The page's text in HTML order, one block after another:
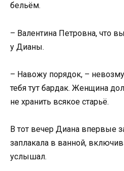
бельём.
– Валентина Петровна, что
у Дианы.
– Навожу порядок, –
тебя тут бардак. Женщина
не хранить всякое старьё.
В тот вечер Диана впервые
заплакала в ванной,
услышал.